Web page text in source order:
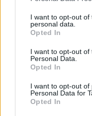
not limited to your visit
grant or deny consent
use your data for
consent section.
I want to opt-out
personal data.
Opted In
I want to opt-out of
Personal Data.
Opted In
I want to opt-out of
Personal Data for
Opted In
összeegyeztethető a
karakterábrázolás
librettó esetében a
színpadon
hogy ők kicsodák).
Lehetne mindezt
Madarász Iván